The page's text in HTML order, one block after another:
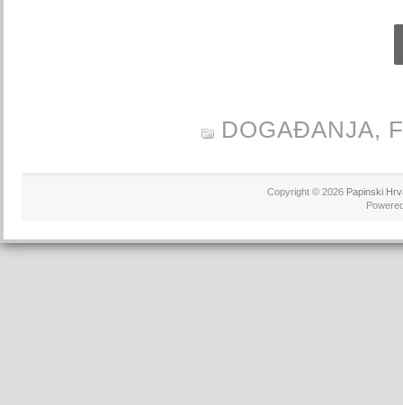
DOGAĐANJA,
Copyright © 2026 Papinski